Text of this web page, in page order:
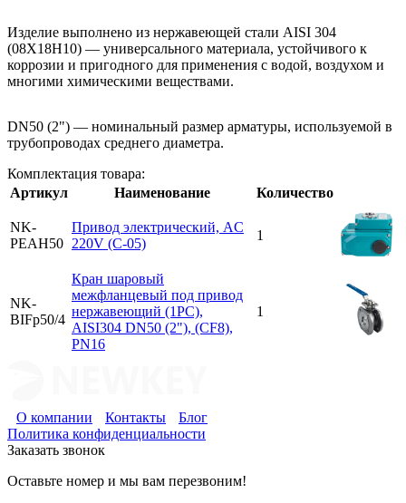
Изделие выполнено из нержавеющей стали AISI 304
(08Х18Н10) — универсального материала, устойчивого к
коррозии и пригодного для применения с водой, воздухом и
многими химическими веществами.
DN50 (2") — номинальный размер арматуры, используемой в
трубопроводах среднего диаметра.
Комплектация товара:
Артикул
Наименование Количество
NK-
PEAH50
Привод электрический, AC
220V (C-05)
1
NK-
BIFp50/4
Кран шаровый
межфланцевый под привод
нержавеющий (1PC),
AISI304 DN50 (2"), (CF8),
PN16
1
О компании Контакты
Блог
Политика конфиденциальности
Заказать звонок
Оставьте номер и мы вам перезвоним!